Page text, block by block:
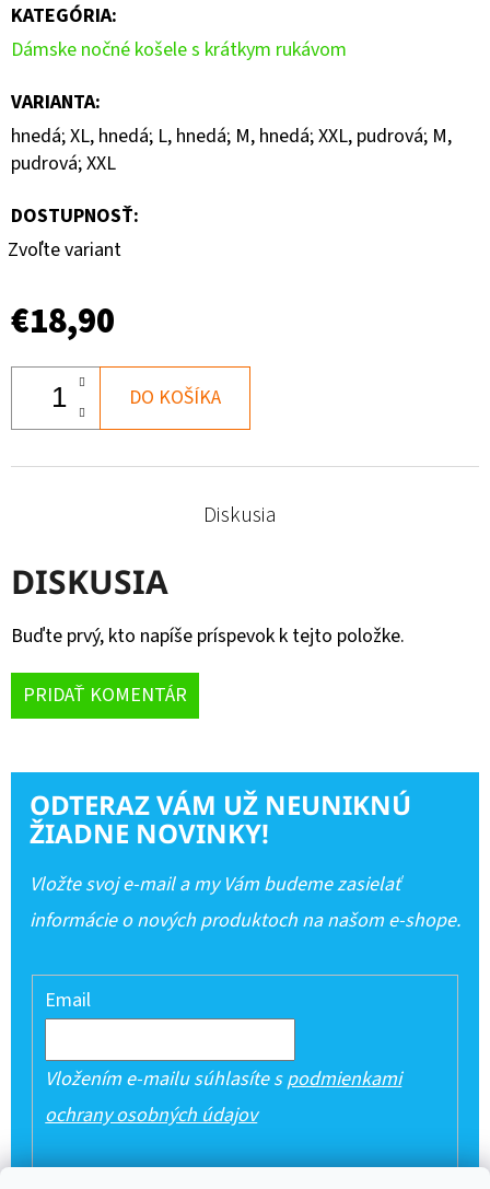
KATEGÓRIA:
Dámske nočné košele s krátkym rukávom
VARIANTA:
hnedá; XL, hnedá; L, hnedá; M, hnedá; XXL, pudrová; M,
pudrová; XXL
DOSTUPNOSŤ:
Zvoľte variant
€18,90
DO KOŠÍKA
Diskusia
DISKUSIA
Buďte prvý, kto napíše príspevok k tejto položke.
PRIDAŤ KOMENTÁR
ODTERAZ VÁM UŽ NEUNIKNÚ
ŽIADNE NOVINKY!
Vložte svoj e-mail a my Vám budeme zasielať
informácie o nových produktoch na našom e-shope.
Email
Vložením e-mailu súhlasíte spodmienkami
ochrany osobných údajov